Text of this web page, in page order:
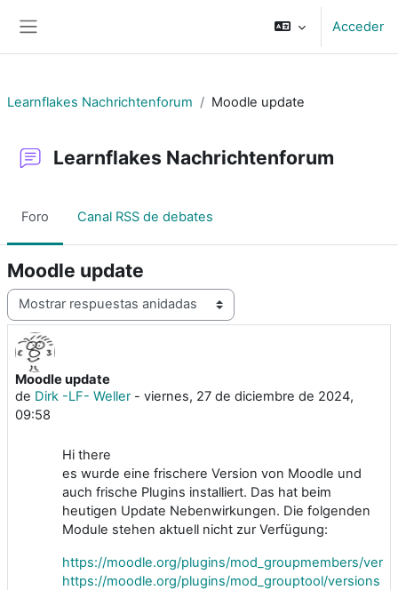
Acceder
Learnflakes Nachrichtenforum Moodle update
Learnflakes Nachrichtenforum
Foro Canal RSS de debates
Moodle update
Mostrar modo
Moodle update
de Dirk -LF- Weller- viernes, 27 de diciembre de 2024,
09:58
Número de respuestas: 0
Hi there
es wurde eine frischere Version von Moodle und
auch frische Plugins installiert. Das hat beim
heutigen Update Nebenwirkungen. Die folgenden
Module stehen aktuell nicht zur Verfügung:
https://moodle.org/plugins/mod_groupmembers/
https://moodle.org/plugins/mod_grouptool/versions